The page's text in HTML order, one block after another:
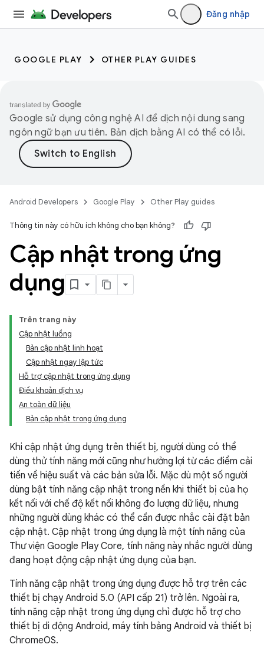
Đăng nhập
GOOGLE PLAY OTHER PLAY GUIDES
Google sử dụng công nghệ AI để dịch nội dung sang
ngôn ngữ bạn ưu tiên. Bản dịch bằng AI có thể có lỗi.
Android Developers Google Play Other Play guides
Thông tin này có hữu ích không cho bạn không?
Cập nhật trong ứng
dụng
Trên trang này
Cập nhật luồng
Bản cập nhật linh hoạt
Cập nhật ngay lập tức
Hỗ trợ cập nhật trong ứng dụng
Điều khoản dịch vụ
An toàn dữ liệu
Bản cập nhật trong ứng dụng
Khi cập nhật ứng dụng trên thiết bị, người dùng có thể
dùng thử tính năng mới cũng như hưởng lợi từ các điểm cải
tiến về hiệu suất và các bản sửa lỗi. Mặc dù một số người
dùng bật tính năng cập nhật trong nền khi thiết bị của họ
kết nối với chế độ kết nối không đo lượng dữ liệu, nhưng
những người dùng khác có thể cần được nhắc cài đặt bản
cập nhật. Cập nhật trong ứng dụng là một tính năng của
Thư viện Google Play Core, tính năng này nhắc người dùng
đang hoạt động cập nhật ứng dụng của bạn.
Tính năng cập nhật trong ứng dụng được hỗ trợ trên các
thiết bị chạy Android 5.0 (API cấp 21) trở lên. Ngoài ra,
tính năng cập nhật trong ứng dụng chỉ được hỗ trợ cho
thiết bị di động Android, máy tính bảng Android và thiết bị
ChromeOS.